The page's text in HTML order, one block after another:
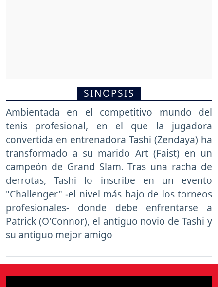
SINOPSIS
Ambientada en el competitivo mundo del
tenis profesional, en el que la jugadora
convertida en entrenadora Tashi (Zendaya) ha
transformado a su marido Art (Faist) en un
campeón de Grand Slam. Tras una racha de
derrotas, Tashi lo inscribe en un evento
"Challenger" -el nivel más bajo de los torneos
profesionales- donde debe enfrentarse a
Patrick (O'Connor), el antiguo novio de Tashi y
su antiguo mejor amigo